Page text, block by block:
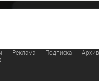
Реклама Подписка
Архив